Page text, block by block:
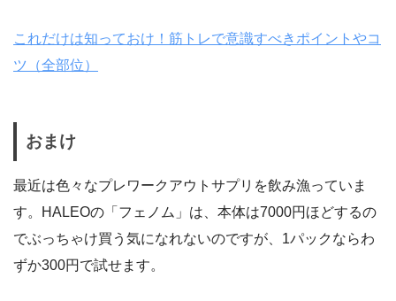
これだけは知っておけ！筋トレで意識すべきポイントやコ
ツ（全部位）
おまけ
最近は色々なプレワークアウトサプリを飲み漁っていま
す。HALEOの「フェノム」は、本体は7000円ほどするの
でぶっちゃけ買う気になれないのですが、1パックならわ
ずか300円で試せます。